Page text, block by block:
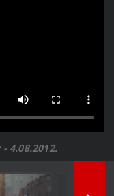
4.08.2012.